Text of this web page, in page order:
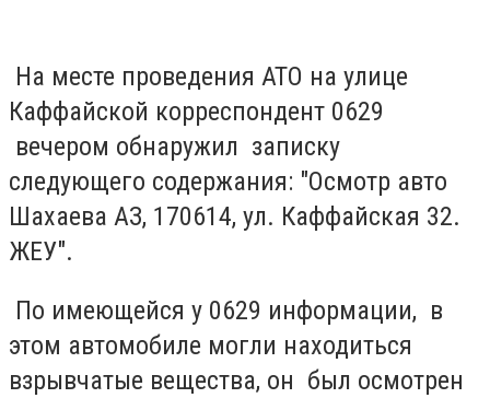
На месте проведения АТО на улице
Каффайской корреспондент 0629
вечером обнаружил записку
следующего содержания: "Осмотр авто
Шахаева АЗ, 170614, ул. Каффайская 32.
ЖЕУ".
По имеющейся у 0629 информации, в
этом автомобиле могли находиться
взрывчатые вещества, он был осмотрен